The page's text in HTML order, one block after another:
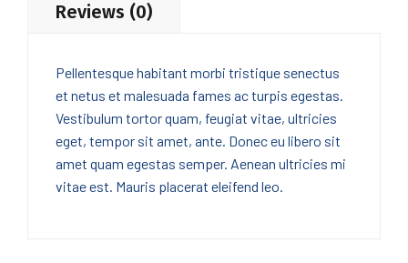
Reviews (0)
Pellentesque habitant morbi tristique senectus
et netus et malesuada fames ac turpis egestas.
Vestibulum tortor quam, feugiat vitae, ultricies
eget, tempor sit amet, ante. Donec eu libero sit
amet quam egestas semper. Aenean ultricies mi
vitae est. Mauris placerat eleifend leo.